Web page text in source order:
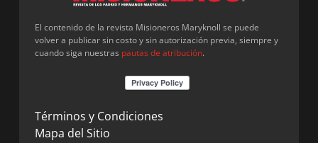
El contenido de la revista Misioneros Maryknoll se puede
volver a publicar sin costo y sin autorización previa, siempre y
cuando siga nuestras pautas de atribución.
Términos y Condiciones
Mapa del Sitio